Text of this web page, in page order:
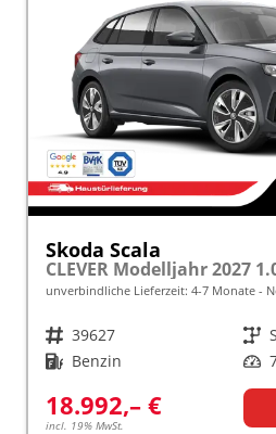
Skoda Scala
unverbindliche Lieferzeit: 4-7 Monate
Fahrzeugnr. 39627 Getriebe
Kraftstoff Benzin Leistung
18.992,– €
incl. 19% MwSt.